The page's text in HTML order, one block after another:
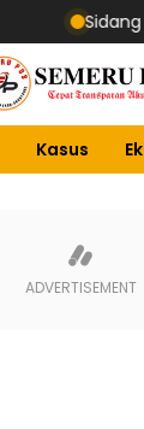
Sidang
Kasus